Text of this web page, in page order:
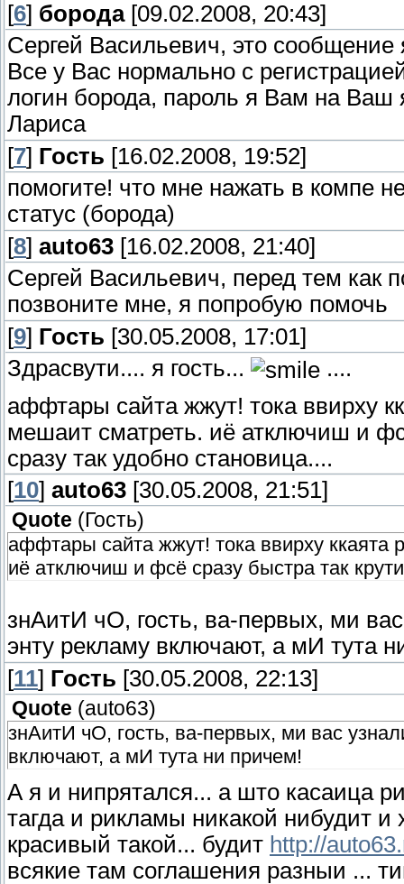
[6] борода[09.02.2008, 20:43]
Сергей Васильевич, это
Все у Вас нормально с
логин борода, пароль я Вам на
Лариса
[7] Гость [16.02.2008, 19:52]
помогите! что мне нажать в компе
статус (борода)
[8] auto63 [16.02.2008, 21:40]
Сергей Васильевич, перед тем как
позвоните мне, я попробую помочь
[9] Гость [30.05.2008, 17:01]
Здрасвути.... я гость...
....
аффтары сайта жжут! тока ввирху
мешаит сматреть. иё атключиш и
сразу так удобно становица....
[10] auto63 [30.05.2008, 21:51]
Quote ( Гость)
аффтары сайта жжут! тока ввирху ккаята
иё атключиш и фсё сразу быстра так
знАитИ чО, гость, ва-первых, ми
энту рекламу включают, а мИ тута
[11] Гость [30.05.2008, 22:13]
Quote (auto63)
знАитИ чО, гость, ва-первых, ми вас
включают, а мИ тута ни причем!
А я и нипрятался... а што касаица
тагда и рикламы никакой нибудит и
красивый такой... будит http://
всякие там соглашения разныи ...